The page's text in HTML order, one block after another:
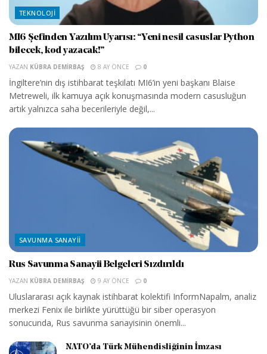
TEKNOLOJI
MI6 Şefinden Yazılım Uyarısı: “Yeni nesil casuslar Python
bilecek, kod yazacak!”
YAZAN KÜBRA DEMIRBAŞ 8 AY ÖNCE 0
İngiltere’nin dış istihbarat teşkilatı MI6’in yeni başkanı Blaise
Metreweli, ilk kamuya açık konuşmasında modern casusluğun
artık yalnızca saha becerileriyle değil,...
SAVUNMA SANAYII
Rus Savunma Sanayii Belgeleri Sızdırıldı
YAZAN KÜBRA DEMIRBAŞ 9 AY ÖNCE 0
Uluslararası açık kaynak istihbarat kolektifi InformNapalm, analiz
merkezi Fenix ile birlikte yürüttüğü bir siber operasyon
sonucunda, Rus savunma sanayisinin önemli...
NATO’da Türk Mühendisliğinin İmzası